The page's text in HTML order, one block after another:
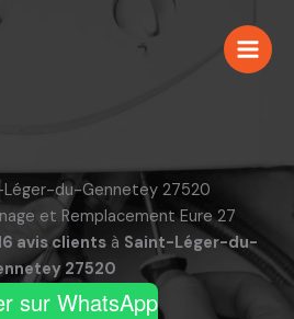
Léger-du-Gennetey 27520
et Remplacement Eure 27
avis clients à Saint-Léger-du-
27520
sur WhatsApp